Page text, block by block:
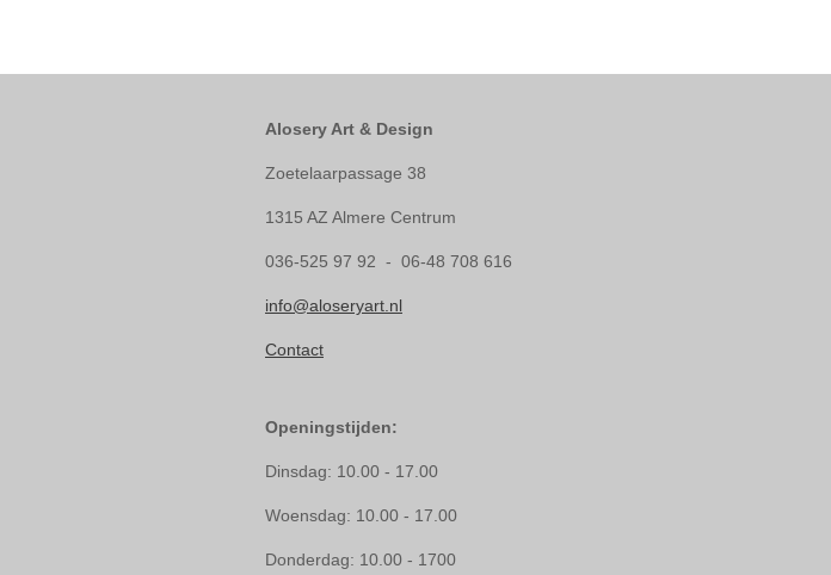
Alosery Art & Design
Zoetelaarpassage 38
1315 AZ Almere Centrum
036-525 97 92 - 06-48 708 616
info@aloseryart.nl
Contact
Openingstijden:
Dinsdag: 10.00 - 17.00
Woensdag: 10.00 - 17.00
Donderdag: 10.00 - 1700